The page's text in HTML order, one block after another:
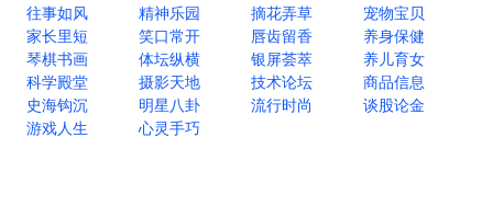
往事如风
精神乐园 摘花弄草
宠物宝贝
家长里短
笑口常开 唇齿留香
养身保健
琴棋书画
体坛纵横 银屏荟萃
养儿育女
科学殿堂
摄影天地 技术论坛
商品信息
史海钩沉
明星八卦 流行时尚
谈股论金
游戏人生
心灵手巧